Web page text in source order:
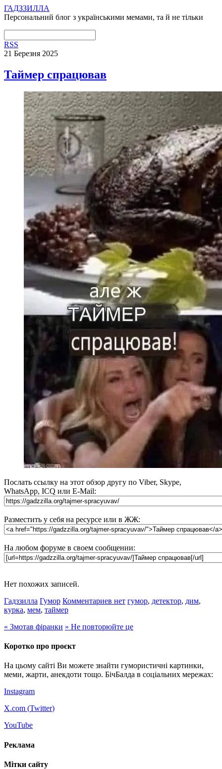
ГАДЗЗИЛЛА
Персональний блог з українськими мемами, та й не тільки
RSS
21 Березня 2025
Таймер спрацював
Послать ссылку на этот обзор другу по Viber, Skype,
WhatsApp, ICQ или E-Mail:
Разместить у себя на ресурсе или в ЖЖ:
На любом форуме в своем сообщении:
Нет похожих записей.
Гадззилла Гумор Комментариев нет гумор, детектор, дим,
курка, мем, таймер
« Змотав фіранки » Не повторюйте це
Коротко про проєкт
На цьому сайті Ви можете знайти гумористичні картинки,
меми, жарти, анекдоти тощо. БічБалда в соціальних мережах:
Instagram
X.com (Twitter)
YouTube
Реклама
Мітки сайту